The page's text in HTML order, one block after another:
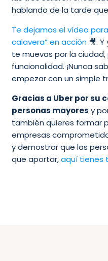
hablando de la tarde
Te dejamos el vídeo
calavera” en acción🎥. Y
te muevas por la
funcionalidad. ¡Nunca
empezar con un simple
Gracias a Uber por su
personas mayores y
también quieres formar
empresas
y demostrar que las
que aportar,aquí tienes